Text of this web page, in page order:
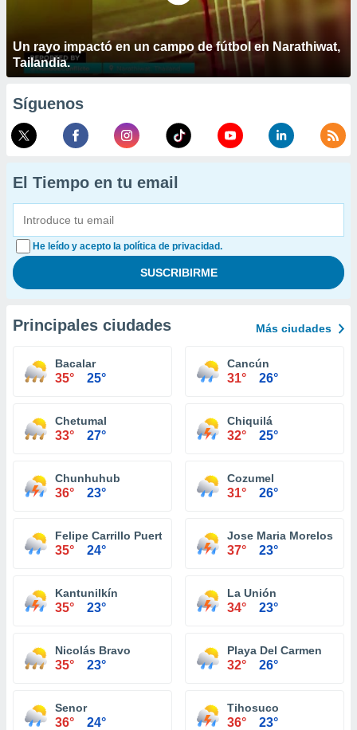
Un rayo impactó en un campo de fútbol en Narathiwat,
Tailandia.
Síguenos
El Tiempo en tu email
He leído y acepto la política de privacidad.
Principales ciudades Más ciudades
Bacalar
35° 25°
Cancún
31° 26°
Chetumal
33° 27°
Chiquilá
32° 25°
Chunhuhub
36° 23°
Cozumel
31° 26°
Felipe Carrillo Puerto
35° 24°
Jose Maria Morelos
37° 23°
Kantunilkín
35° 23°
La Unión
34° 23°
Nicolás Bravo
35° 23°
Playa Del Carmen
32° 26°
Senor
36° 24°
Tihosuco
36° 23°